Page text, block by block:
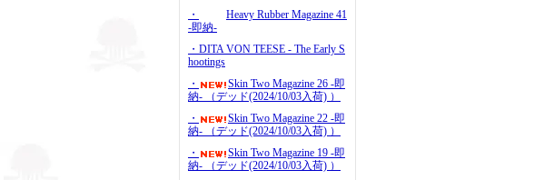
・
Heavy Rubber Magazine 41
-即納-
・DITA VON TEESE - The Early S
hootings
・
Skin Two Magazine 26 -即
納- （デッド(2024/10/03入荷) ）
・
Skin Two Magazine 22 -即
納- （デッド(2024/10/03入荷) ）
・
Skin Two Magazine 19 -即
納- （デッド(2024/10/03入荷) ）